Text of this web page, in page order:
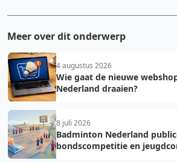
Meer over dit onderwerp
4 augustus 2026
Wie gaat de nieuwe
Nederland draaien?
8 juli 2026
Badminton Nederland
bondscompetitie en